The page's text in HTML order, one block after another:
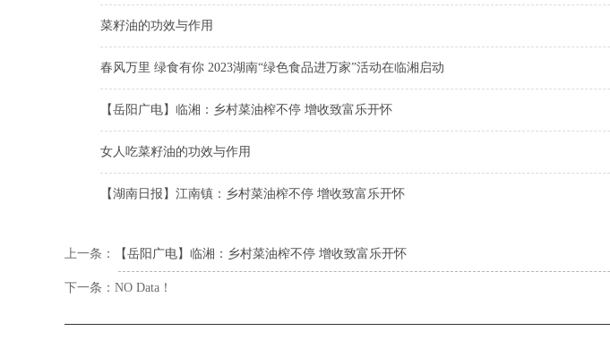
菜籽油的功效与作用
春风万里 绿食有你 2023湖南“绿色食品进万家”活动在临湘启动
【岳阳广电】临湘：乡村菜油榨不停 增收致富乐开怀
女人吃菜籽油的功效与作用
【湖南日报】江南镇：乡村菜油榨不停 增收致富乐开怀
上一条： 【岳阳广电】临湘：乡村菜油榨不停 增收致富乐开怀
下一条：NO Data！